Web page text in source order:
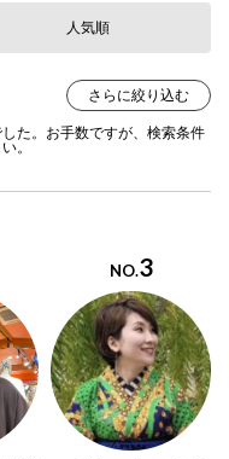
人気順
さらに絞り込む
た。お手数ですが、検索条件
。
NO.3